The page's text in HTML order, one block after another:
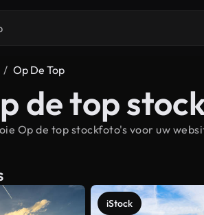
Op De Top
de top
Op de top stockfoto's voor uw
iStock